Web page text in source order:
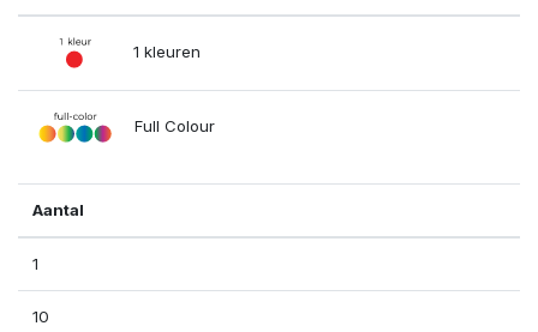
1 kleuren
Full Colour
Aantal
1
10